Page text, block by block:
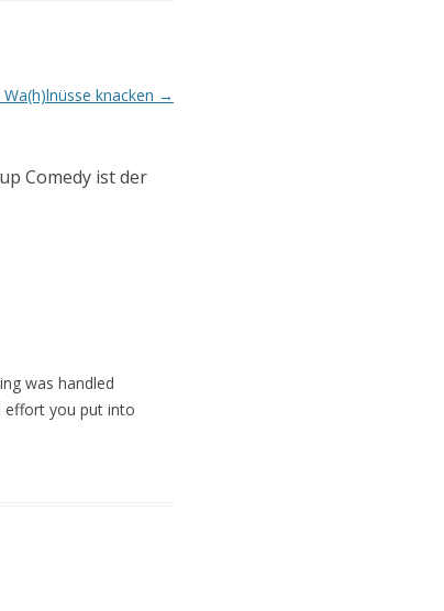
knacken →
Comedy ist der
was handled
effort you put into